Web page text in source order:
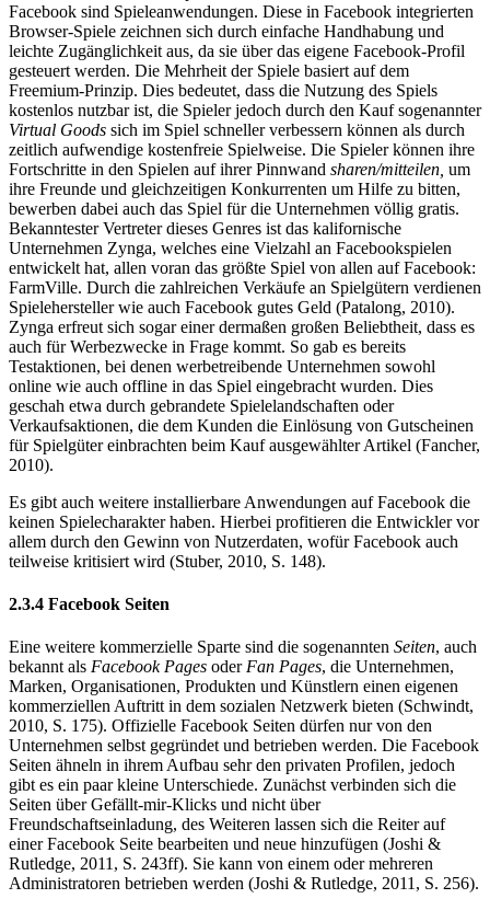
Facebook sind Spieleanwendungen. Diese in Facebook integrierten
Browser-Spiele zeichnen sich durch einfache Handhabung und
leichte Zugänglichkeit aus, da sie über das eigene Facebook-Profil
gesteuert werden. Die Mehrheit der Spiele basiert auf dem
Freemium-Prinzip. Dies bedeutet, dass die Nutzung des Spiels
kostenlos nutzbar ist, die Spieler jedoch durch den Kauf sogenannter
Virtual Goods sich im Spiel schneller verbessern können als durch
zeitlich aufwendige kostenfreie Spielweise. Die Spieler können ihre
Fortschritte in den Spielen auf ihrer Pinnwand sharen/mitteilen, um
ihre Freunde und gleichzeitigen Konkurrenten um Hilfe zu bitten,
bewerben dabei auch das Spiel für die Unternehmen völlig gratis.
Bekanntester Vertreter dieses Genres ist das kalifornische
Unternehmen Zynga, welches eine Vielzahl an Facebookspielen
entwickelt hat, allen voran das größte Spiel von allen auf Facebook:
FarmVille. Durch die zahlreichen Verkäufe an Spielgütern verdienen
Spielehersteller wie auch Facebook gutes Geld (Patalong, 2010).
Zynga erfreut sich sogar einer dermaßen großen Beliebtheit, dass es
auch für Werbezwecke in Frage kommt. So gab es bereits
Testaktionen, bei denen werbetreibende Unternehmen sowohl
online wie auch offline in das Spiel eingebracht wurden. Dies
geschah etwa durch gebrandete Spielelandschaften oder
Verkaufsaktionen, die dem Kunden die Einlösung von Gutscheinen
für Spielgüter einbrachten beim Kauf ausgewählter Artikel (Fancher,
2010).
Es gibt auch weitere installierbare Anwendungen auf Facebook die
keinen Spielecharakter haben. Hierbei profitieren die Entwickler vor
allem durch den Gewinn von Nutzerdaten, wofür Facebook auch
teilweise kritisiert wird (Stuber, 2010, S. 148).
2.3.4 Facebook Seiten
Eine weitere kommerzielle Sparte sind die sogenannten Seiten, auch
bekannt als Facebook Pages oder Fan Pages, die Unternehmen,
Marken, Organisationen, Produkten und Künstlern einen eigenen
kommerziellen Auftritt in dem sozialen Netzwerk bieten (Schwindt,
2010, S. 175). Offizielle Facebook Seiten dürfen nur von den
Unternehmen selbst gegründet und betrieben werden. Die Facebook
Seiten ähneln in ihrem Aufbau sehr den privaten Profilen, jedoch
gibt es ein paar kleine Unterschiede. Zunächst verbinden sich die
Seiten über Gefällt-mir-Klicks und nicht über
Freundschaftseinladung, des Weiteren lassen sich die Reiter auf
einer Facebook Seite bearbeiten und neue hinzufügen (Joshi &
Rutledge, 2011, S. 243ff). Sie kann von einem oder mehreren
Administratoren betrieben werden (Joshi & Rutledge, 2011, S. 256).